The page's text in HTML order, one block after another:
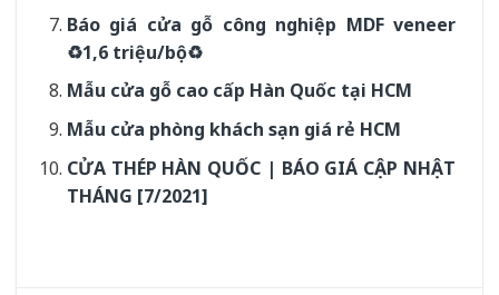
Báo giá cửa gỗ công nghiệp MDF veneer
♻️1,6 triệu/bộ♻️
Mẫu cửa gỗ cao cấp Hàn Quốc tại HCM
Mẫu cửa phòng khách sạn giá rẻ HCM
CỬA THÉP HÀN QUỐC | BÁO GIÁ CẬP NHẬT
THÁNG [7/2021]